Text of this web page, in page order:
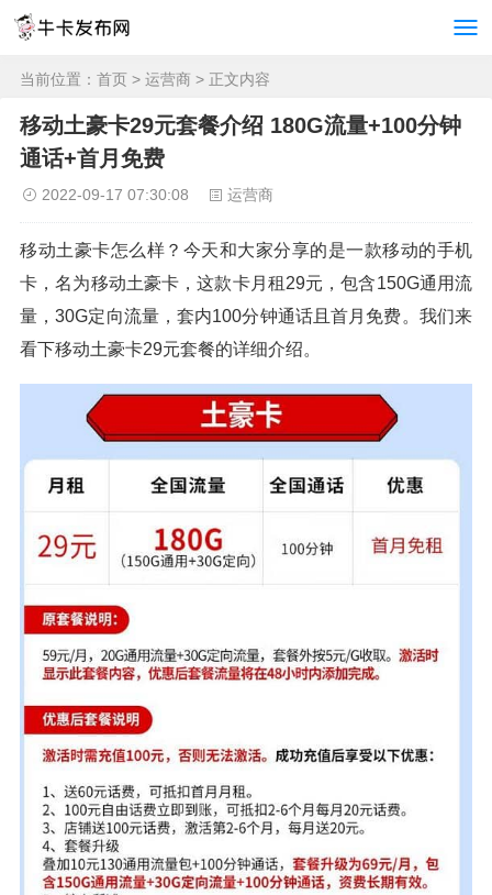
当前位置： 首页 > 运营商 > 正文内容
移动土豪卡29元套餐介绍 180G流量+100分钟
通话+首月免费
2022-09-17 07:30:08 运营商
移动土豪卡怎么样？今天和大家分享的是一款移动的手机
卡，名为移动土豪卡，这款卡月租29元，包含150G通用流
量，30G定向流量，套内100分钟通话且首月免费。我们来
看下移动土豪卡29元套餐的详细介绍。